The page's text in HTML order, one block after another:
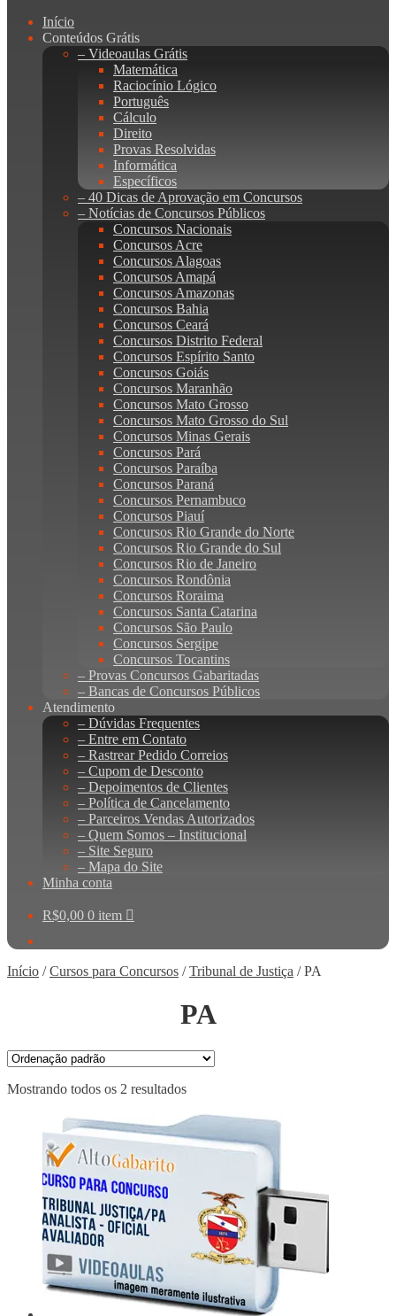
Início
Conteúdos Grátis
– Videoaulas Grátis
Matemática
Raciocínio Lógico
Português
Cálculo
Direito
Provas Resolvidas
Informática
Específicos
– 40 Dicas de Aprovação em Concursos
– Notícias de Concursos Públicos
Concursos Nacionais
Concursos Acre
Concursos Alagoas
Concursos Amapá
Concursos Amazonas
Concursos Bahia
Concursos Ceará
Concursos Distrito Federal
Concursos Espírito Santo
Concursos Goiás
Concursos Maranhão
Concursos Mato Grosso
Concursos Mato Grosso do Sul
Concursos Minas Gerais
Concursos Pará
Concursos Paraíba
Concursos Paraná
Concursos Pernambuco
Concursos Piauí
Concursos Rio Grande do Norte
Concursos Rio Grande do Sul
Concursos Rio de Janeiro
Concursos Rondônia
Concursos Roraima
Concursos Santa Catarina
Concursos São Paulo
Concursos Sergipe
Concursos Tocantins
– Provas Concursos Gabaritadas
– Bancas de Concursos Públicos
Atendimento
– Dúvidas Frequentes
– Entre em Contato
– Rastrear Pedido Correios
– Cupom de Desconto
– Depoimentos de Clientes
– Política de Cancelamento
– Parceiros Vendas Autorizados
– Quem Somos – Institucional
– Site Seguro
– Mapa do Site
Minha conta
R$0,00 0 item
Início /Cursos para Concursos /Tribunal de Justiça /PA
PA
Mostrando todos os 2 resultados